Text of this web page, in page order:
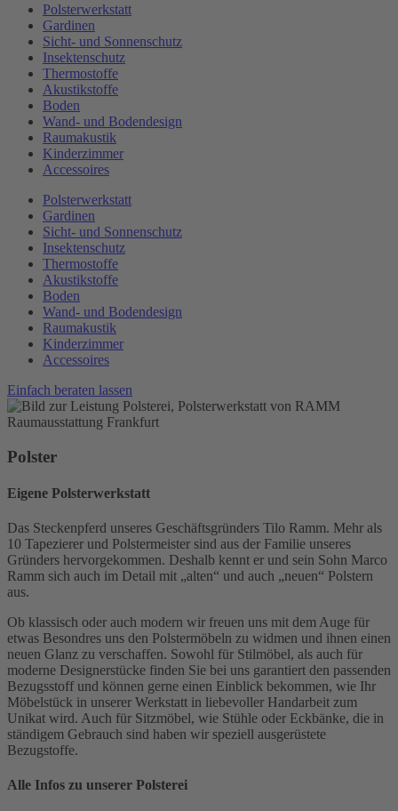
Polsterwerkstatt
Gardinen
Sicht- und Sonnenschutz
Insektenschutz
Thermostoffe
Akustikstoffe
Boden
Wand- und Bodendesign
Raumakustik
Kinderzimmer
Accessoires
Polsterwerkstatt
Gardinen
Sicht- und Sonnenschutz
Insektenschutz
Thermostoffe
Akustikstoffe
Boden
Wand- und Bodendesign
Raumakustik
Kinderzimmer
Accessoires
Einfach beraten lassen
Polster
Eigene Polsterwerkstatt
Das Steckenpferd unseres Geschäftsgründers Tilo Ramm. Mehr als
10 Tapezierer und Polstermeister sind aus der Familie unseres
Gründers hervorgekommen. Deshalb kennt er und sein Sohn Marco
Ramm sich auch im Detail mit „alten“ und auch „neuen“ Polstern
aus.
Ob klassisch oder auch modern wir freuen uns mit dem Auge für
etwas Besondres uns den Polstermöbeln zu widmen und ihnen einen
neuen Glanz zu verschaffen. Sowohl für Stilmöbel, als auch für
moderne Designerstücke finden Sie bei uns garantiert den passenden
Bezugsstoff und können gerne einen Einblick bekommen, wie Ihr
Möbelstück in unserer Werkstatt in liebevoller Handarbeit zum
Unikat wird. Auch für Sitzmöbel, wie Stühle oder Eckbänke, die in
ständigem Gebrauch sind haben wir speziell ausgerüstete
Bezugstoffe.
Alle Infos zu unserer Polsterei